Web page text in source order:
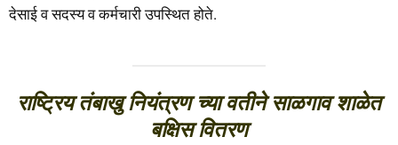
देसाई व सदस्य व कर्मचारी उपस्थित होते.
राष्ट्रिय तंबाखु नियंत्रण च्या वतीने साळगाव शाळेत
बक्षिस वितरण